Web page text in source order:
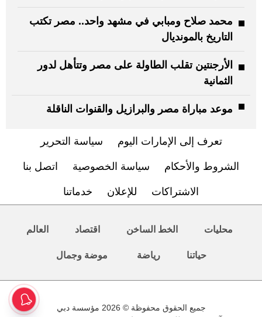
محمد صلاح ومبابي في مشهد واحد.. مصر تكتب
التاريخ بالمونديال
الأرجنتين تقلب الطاولة على مصر وتتأهل لدور
الثمانية
موعد مباراة مصر والبرازيل والقنوات الناقلة
تعرف إلى الإمارات اليوم سياسة التحرير
الشروط والأحكام سياسة الخصوصية اتصل بنا
الاشتراكات للإعلان خدماتنا
محليات الخط الساخن اقتصاد العالم
حياتنا رياضة موضة وجمال
جميع الحقوق محفوظة © 2026 مؤسسة دبي